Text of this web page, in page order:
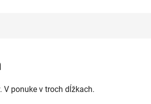
V ponuke v troch dĺžkach.